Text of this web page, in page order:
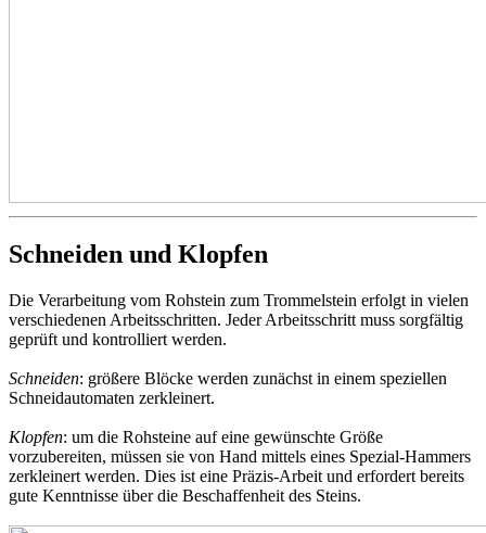
Schneiden und Klopfen
Die Verarbeitung vom Rohstein zum Trommelstein erfolgt in vielen
verschiedenen Arbeitsschritten. Jeder Arbeitsschritt muss sorgfältig
geprüft und kontrolliert werden.
Schneiden: größere Blöcke werden zunächst in einem speziellen
Schneidautomaten zerkleinert.
Klopfen: um die Rohsteine auf eine gewünschte Größe
vorzubereiten, müssen sie von Hand mittels eines Spezial-Hammers
zerkleinert werden. Dies ist eine Präzis-Arbeit und erfordert bereits
gute Kenntnisse über die Beschaffenheit des Steins.